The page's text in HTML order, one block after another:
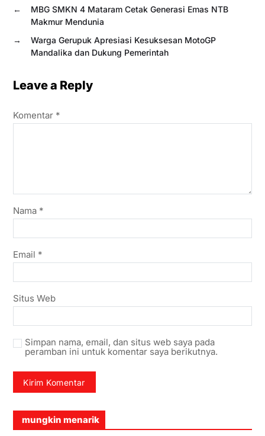
←
MBG SMKN 4 Mataram Cetak Generasi Emas NTB
Makmur Mendunia
→
Warga Gerupuk Apresiasi Kesuksesan MotoGP
Mandalika dan Dukung Pemerintah
Leave a Reply
Komentar *
Nama *
Email *
Situs Web
Simpan nama, email, dan situs web saya pada
peramban ini untuk komentar saya berikutnya.
mungkin menarik